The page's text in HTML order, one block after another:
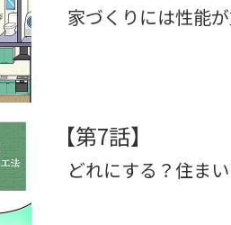
家づくりには性能
【第7話】
どれにする？住ま